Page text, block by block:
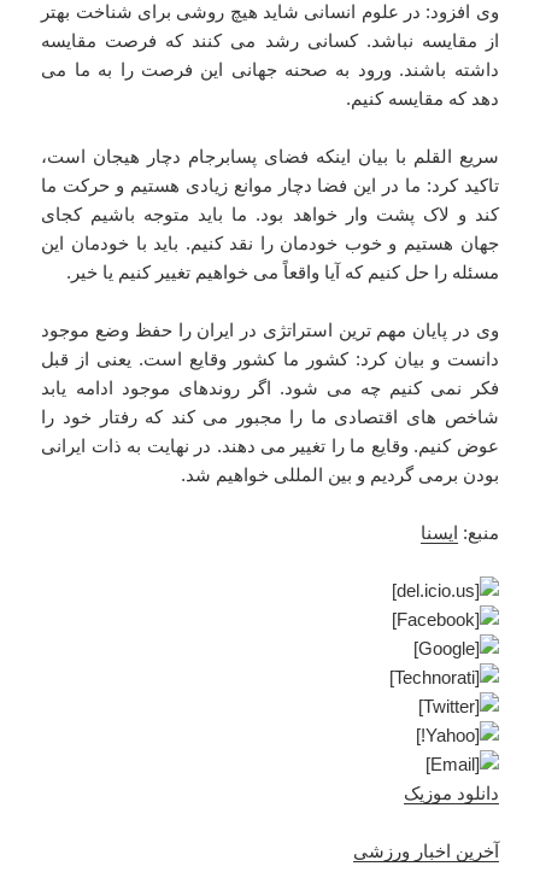
وی افزود: در علوم انسانی شاید هیچ روشی برای شناخت بهتر
از مقایسه نباشد. کسانی رشد می کنند که فرصت مقایسه
داشته باشند. ورود به صحنه جهانی این فرصت را به ما می
دهد که مقایسه کنیم.
سریع القلم با بیان اینکه فضای پسابرجام دچار هیجان است،
تاکید کرد: ما در این فضا دچار موانع زیادی هستیم و حرکت ما
کند و لاک پشت وار خواهد بود. ما باید متوجه باشیم کجای
جهان هستیم و خوب خودمان را نقد کنیم. باید با خودمان این
مسئله را حل کنیم که آیا واقعاً می خواهیم تغییر کنیم یا خیر.
وی در پایان مهم ترین استراتژی در ایران را حفظ وضع موجود
دانست و بیان کرد: کشور ما کشور وقایع است. یعنی از قبل
فکر نمی کنیم چه می شود. اگر روندهای موجود ادامه یابد
شاخص های اقتصادی ما را مجبور می کند که رفتار خود را
عوض کنیم. وقایع ما را تغییر می دهند. در نهایت به ذات ایرانی
بودن برمی گردیم و بین المللی خواهیم شد.
منبع: ایسنا
دانلود موزیک
آخرین اخبار ورزشی